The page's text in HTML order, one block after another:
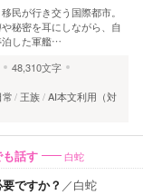
民が行き交う国際都市。
秘密を耳にしながら、自
泊した軍艦…
48,310文字
王族 AI本文利用（対
も話す 白蛇
ですか？ ／白蛇